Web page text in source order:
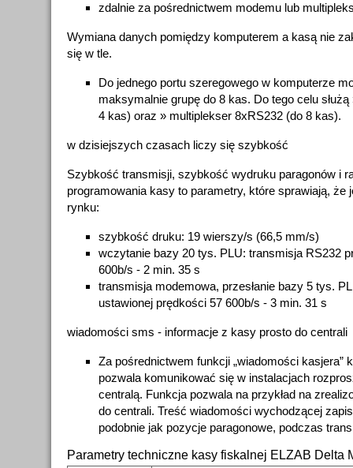
zdalnie za pośrednictwem modemu lub
Wymiana danych pomiędzy komputerem a kasą nie
się w tle.
Do jednego portu szeregowego w komputerze
maksymalnie grupę do 8 kas. Do tego celu
4 kas) oraz » multiplekser 8xRS232 (do 8 kas).
w dzisiejszych czasach liczy się szybkość
Szybkość transmisji, szybkość wydruku paragonów i
programowania kasy to parametry, które sprawiają, że
rynku:
szybkość druku: 19 wierszy/s (66,5 mm/s)
wczytanie bazy 20 tys. PLU: transmisja RS232
600b/s - 2 min. 35 s
transmisja modemowa, przesłanie bazy 5 tys.
ustawionej prędkości 57 600b/s - 3 min. 31 s
wiadomości sms - informacje z kasy prosto do centrali
Za pośrednictwem funkcji „wiadomości kasjera”
pozwala komunikować się w instalacjach
centralą. Funkcja pozwala na przykład na
do centrali. Treść wiadomości wychodzącej
podobnie jak pozycje paragonowe, podczas
Parametry techniczne kasy fiskalnej ELZAB Delta